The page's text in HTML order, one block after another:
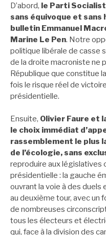
D’abord, le Parti
sans équivoque et
bulletin Emmanuel
Marine Le Pen. Notre
politique libérale de casse
de la droite macroniste ne
République que constitue
fois le risque réel de
présidentielle.
Ensuite, Olivier Faure et
le choix immédiat
rassemblement le plus
de l’écologie, sans
reproduire aux législatives
présidentielle : la gauche
ouvrant la voie à des
au deuxième tour, avec un
de nombreuses
tous les électeurs et
qui, face à la division des